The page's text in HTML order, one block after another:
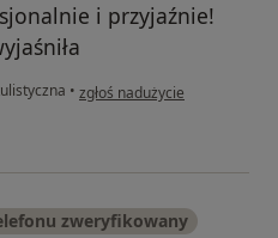
i przyjaźnie!
• w opinii użytkownika Aga
zgłoś nadużycie
zweryfikowany